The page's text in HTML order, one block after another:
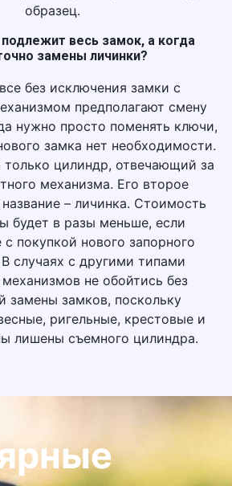
образец.
весь замок, а когда
замены личинки?
без исключения замки с
предполагают смену
нужно просто поменять ключи,
замка нет необходимости.
цилиндр, отвечающий за
механизма. Его второе
– личинка. Стоимость
будет в разы меньше, если
с покупкой нового запорного
случаях с другими типами
не обойтись без
замены замков, поскольку
ригельные, крестовые и
лишены съемного цилиндра.